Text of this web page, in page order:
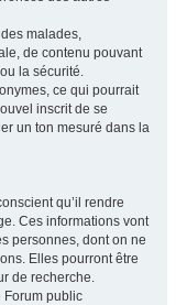
malades,
de contenu pouvant
la sécurité.
ce qui pourrait
inscrit de se
un ton mesuré dans la
qu’il rendre
Ces informations vont
personnes, dont on ne
Elles pourront être
de recherche.
Forum public